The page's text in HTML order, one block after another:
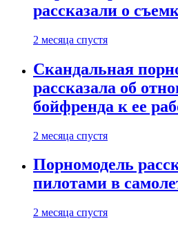
рассказали о
2 месяца спустя
Скандальная
рассказала об
бойфренда к ее
2 месяца спустя
Порномодель
пилотами в
2 месяца спустя